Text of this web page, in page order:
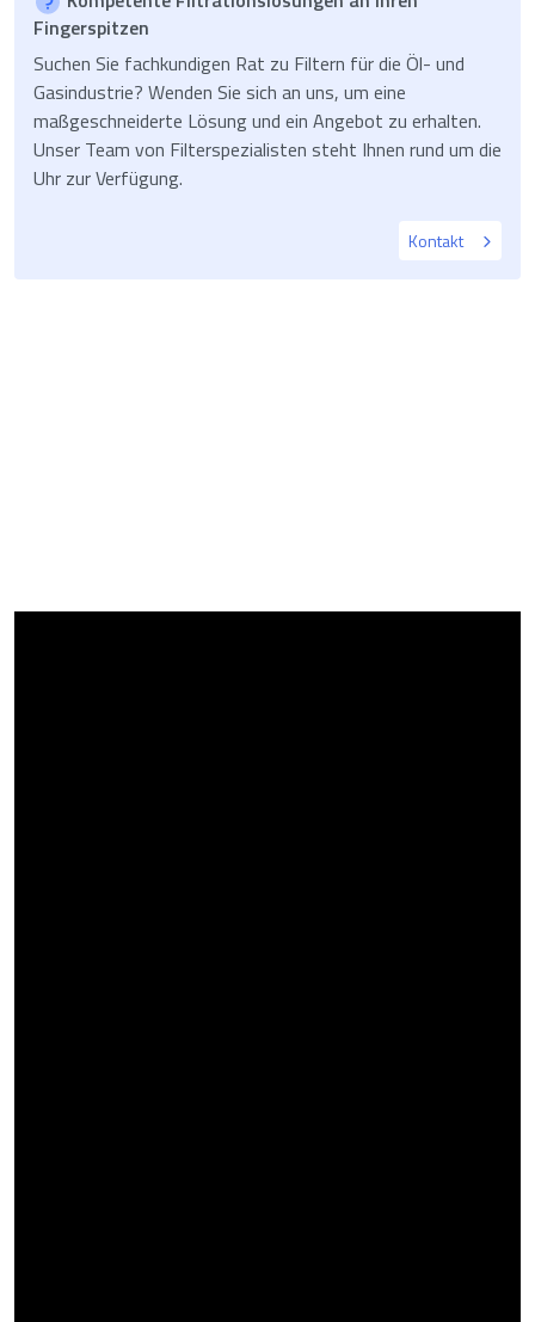
Fingerspitzen
Suchen Sie fachkundigen Rat zu Filtern für die Öl- und
Gasindustrie? Wenden Sie sich an uns, um eine
maßgeschneiderte Lösung und ein Angebot zu erhalten.
Unser Team von Filterspezialisten steht Ihnen rund um die
Uhr zur Verfügung.
Kontakt